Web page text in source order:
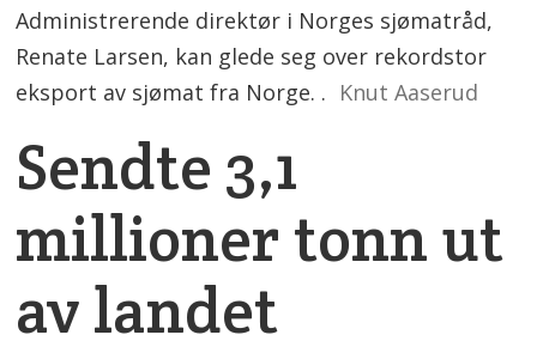
Administrerende direktør i Norges sjømatråd,
Renate Larsen, kan glede seg over rekordstor
eksport av sjømat fra Norge. . Knut Aaserud
Sendte 3,1
millioner tonn ut
av landet